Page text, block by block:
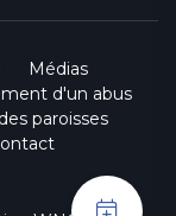
Médias
d'un abus
paroisses